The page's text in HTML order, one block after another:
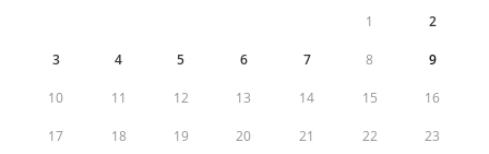
1 2
3 4 5 6 7 8 9
10 11 12 13 14 15 16
17 18 19 20 21 22 23